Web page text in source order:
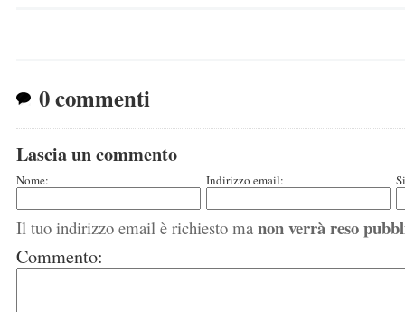
0 commenti
Lascia un commento
Nome: Indirizzo email:
Il tuo indirizzo email è richiesto ma non verrà reso
Commento: